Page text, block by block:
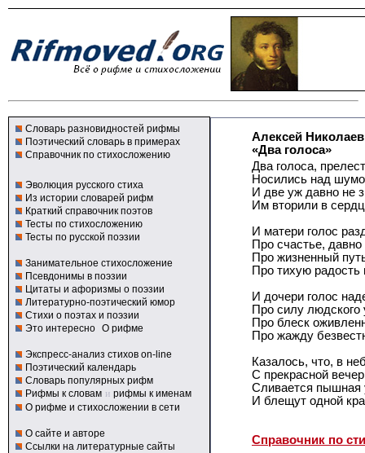
Словарь разновидностей рифмы
Поэтический словарь в примерах
Справочник по стихосложению
Эволюция русского стиха
Из истории словарей рифм
Краткий справочник поэтов
Тесты по стихосложению
Тесты по русской поэзии
Занимательное стихосложение
Псевдонимы в поэзии
Цитаты и афоризмы о поэзии
Литературно-поэтический юмор
Стихи о поэтах и поэзии
Это интересно О рифме
Экспресс-анализ стихов on-line
Поэтический календарь
Словарь популярных рифм
Рифмы к словам и рифмы к именам
О рифме и стихосложении в сети
О сайте и авторе
Ссылки на литературные сайты
Алексей
«Два голоса»
Два голоса,
Носились над
И две уж давно не
Им вторили в
И матери голос
Про счастье,
Про жизненный
Про тихую радость
И дочери голос
Про силу людского
Про блеск
Про жажду
Казалось, что, в
С прекрасной
Сливается пышная
И блещут одной
Справочник по